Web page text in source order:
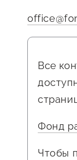
О
Центр
Органы
для
Все
Фонд
Чтобы